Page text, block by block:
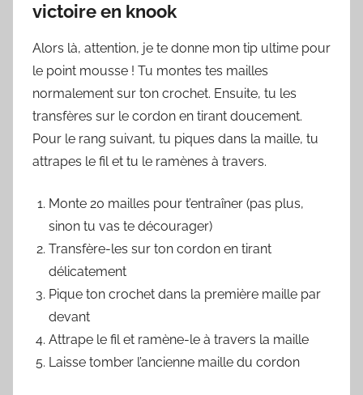
victoire en knook
Alors là, attention, je te donne mon tip ultime pour
le point mousse ! Tu montes tes mailles
normalement sur ton crochet. Ensuite, tu les
transfères sur le cordon en tirant doucement.
Pour le rang suivant, tu piques dans la maille, tu
attrapes le fil et tu le ramènes à travers.
Monte 20 mailles pour t’entraîner (pas plus,
sinon tu vas te décourager)
Transfère-les sur ton cordon en tirant
délicatement
Pique ton crochet dans la première maille par
devant
Attrape le fil et ramène-le à travers la maille
Laisse tomber l’ancienne maille du cordon